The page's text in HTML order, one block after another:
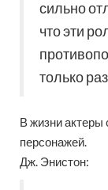
сильно
что эти
только
В жизни актеры
персонажей.
Дж. Энистон: